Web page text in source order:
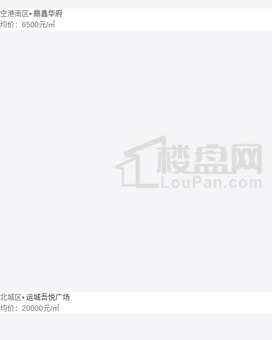
空港南区• 鼎鑫华府
均价： 6500元/㎡
北城区• 运城吾悦广场
均价： 20000元/㎡